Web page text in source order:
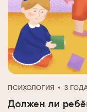
ПСИХОЛОГИЯ 3
Должен ли